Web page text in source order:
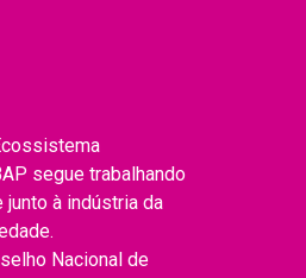
segue trabalhando
à indústria da
Nacional de